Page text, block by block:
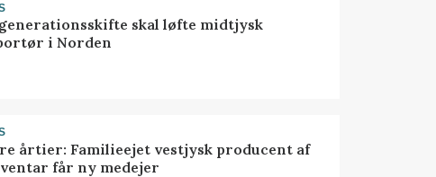
skal løfte midtjysk
i Norden
årtier: Familieejet vestjysk producent af
får ny medejer